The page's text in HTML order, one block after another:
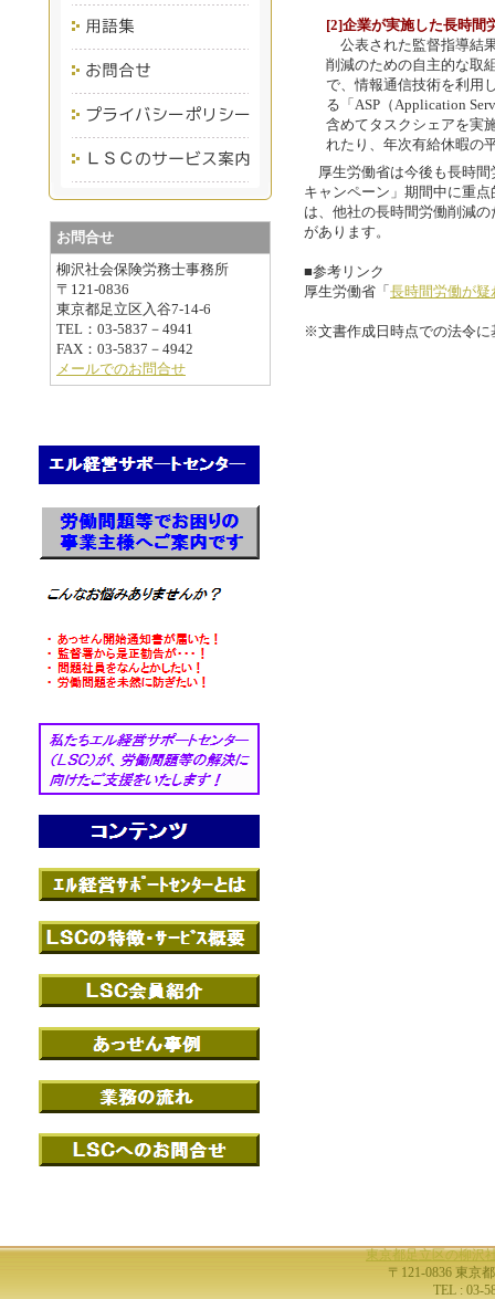
[2]企業が実施した長時間
公表された監督指導結
削減のための自主的な取
で、情報通信技術を利用
る「ASP（Application
含めてタスクシェアを実
れたり、年次有給休暇の
厚生労働省は今後も長時間
キャンペーン」期間中に重
は、他社の長時間労働削減
があります。
■参考リンク
厚生労働省「長時間労働が
※文書作成日時点での法令
お問合せ
柳沢社会保険労務士事務所
〒121-0836
東京都足立区入谷7-14-6
TEL：03-5837－4941
FAX：03-5837－4942
メールでのお問合せ
東京都足立区の柳沢
〒121-0836 東京
TEL : 03-